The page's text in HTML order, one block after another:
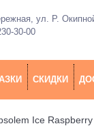
ул. Р.
30-00
СКИДКИ
Ice